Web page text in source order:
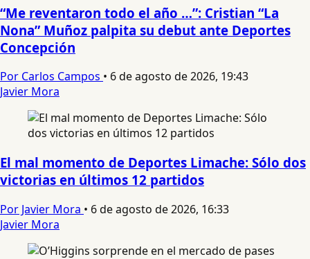
“Me reventaron todo el año …”: Cristian “La
Nona” Muñoz palpita su debut ante Deportes
Concepción
Por Carlos Campos • 6 de agosto de 2026, 19:43
Javier Mora
El mal momento de Deportes Limache: Sólo dos
victorias en últimos 12 partidos
Por Javier Mora • 6 de agosto de 2026, 16:33
Javier Mora